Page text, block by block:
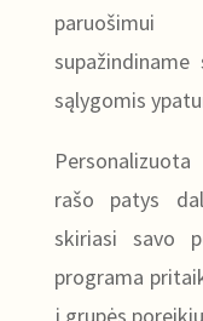
paruošimui
sąlygomis
rašo patys
skiriasi savo
programa